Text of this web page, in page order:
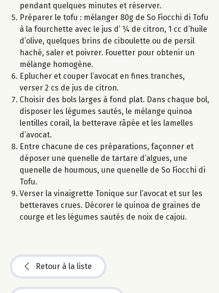
pendant quelques minutes et réserver.
Préparer le tofu : mélanger 80g de So Fiocchi di Tofu
à la fourchette avec le jus d’ ¼ de citron, 1 cc d’huile
d’olive, quelques brins de ciboulette ou de persil
haché, saler et poivrer. Fouetter pour obtenir un
mélange homogène.
Eplucher et couper l’avocat en fines tranches,
verser 2 cs de jus de citron.
Choisir des bols larges à fond plat. Dans chaque bol,
disposer les légumes sautés, le mélange quinoa
lentilles corail, la betterave râpée et les lamelles
d’avocat.
Entre chacune de ces préparations, façonner et
déposer une quenelle de tartare d’algues, une
quenelle de houmous, une quenelle de So Fiocchi di
Tofu.
Verser la vinaigrette Tonique sur l’avocat et sur les
betteraves crues. Décorer le quinoa de graines de
courge et les légumes sautés de noix de cajou.
Retour à la liste